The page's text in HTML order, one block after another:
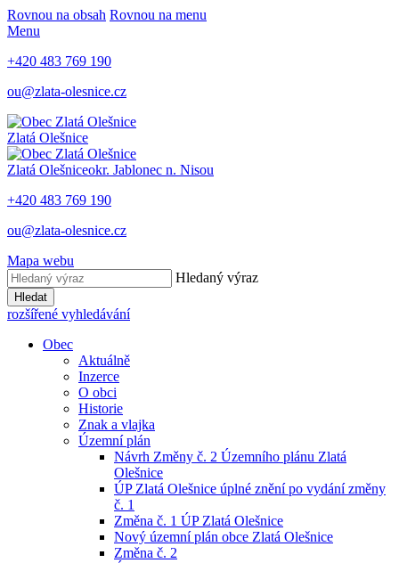
Rovnou na obsah Rovnou na menu
Menu
+420 483 769 190
ou@zlata-olesnice.cz
Zlatá Olešnice
Zlatá Olešniceokr. Jablonec n. Nisou
+420 483 769 190
ou@zlata-olesnice.cz
Mapa webu
Hledaný výraz
Hledat
rozšířené vyhledávání
Obec
Aktuálně
Inzerce
O obci
Historie
Znak a vlajka
Územní plán
Návrh Změny č. 2 Územního plánu Zlatá
Olešnice
ÚP Zlatá Olešnice úplné znění po vydání změny
č. 1
Změna č. 1 ÚP Zlatá Olešnice
Nový územní plán obce Zlatá Olešnice
Změna č. 2